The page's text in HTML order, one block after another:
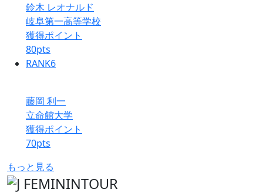
鈴木 レオナルド
岐阜第一高等学校
獲得ポイント
80pts
RANK6
藤岡 利一
立命館大学
獲得ポイント
70pts
もっと見る